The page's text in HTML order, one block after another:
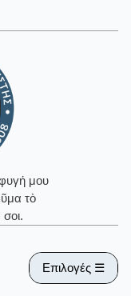
μου
τὸ
Επιλογές ☰